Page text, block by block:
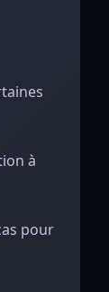
à
pour